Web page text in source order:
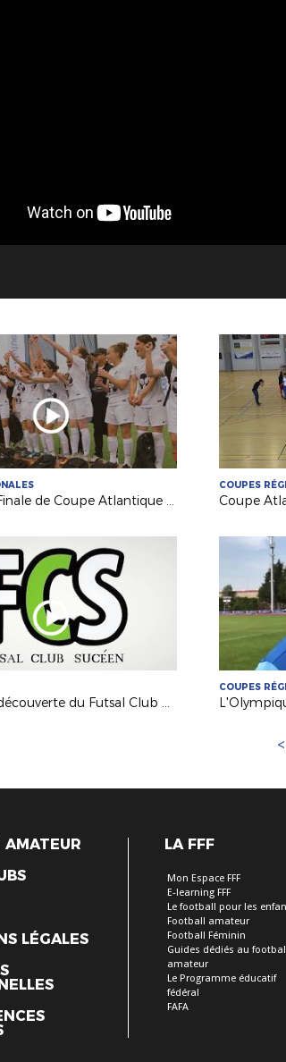
La dernière Finale de Coupe Atlantique Féminine Crédit-Mutuel !
COUPES
Futsal : à la découverte du Futsal Club Sucéen (Sucé sur Erdre)
COUPES
<
AMATEUR
LÉGALES
LA FFF
Mon Espace FFF
E-learning FFF
Le football pour les
Football amateur
Football Féminin
Guides dédiés au
amateur
Le Programme éducatif
fédéral
FAFA